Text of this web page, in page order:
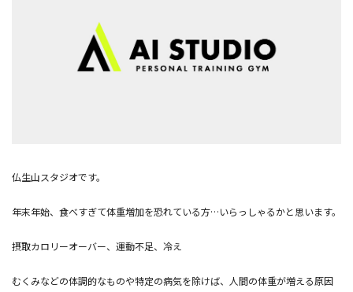
仏生山スタジオです。
年末年始、食べすぎて体重増加を恐れている方…いらっしゃるかと思います。
摂取カロリーオーバー、運動不足、冷え
むくみなどの体調的なものや特定の病気を除けば、人間の体重が増える原因